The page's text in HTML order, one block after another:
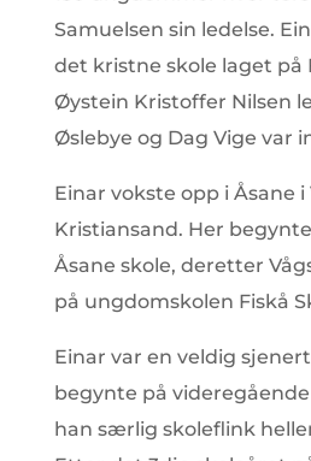
Samuelsen sin ledelse.
det kristne skole laget på
Øystein Kristoffer Nilsen
Øslebye og Dag Vige var
Einar vokste opp i Åsane
Kristiansand. Her
Åsane skole, deretter
på ungdomskolen Fiskå
Einar var en veldig
begynte på
han særlig skoleflink